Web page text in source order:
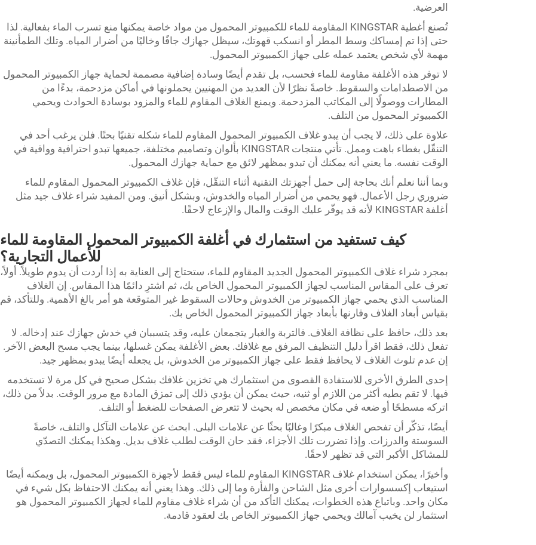
العرضية.
تُصنع أغطية KINGSTAR المقاومة للماء للكمبيوتر المحمول من مواد خاصة يمكنها منع تسرب الماء بفعالية. لذا
حتى إذا تم إمساكك وسط المطر أو انسكب قهوتك، سيظل جهازك جافًا وخاليًا من أضرار المياه. وتلك الطمأنينة
مهمة لأي شخص يعتمد عمله على جهاز الكمبيوتر المحمول.
لا توفر هذه الأغلفة مقاومة للماء فحسب، بل تقدم أيضًا وسادة إضافية مصممة لحماية جهاز الكمبيوتر المحمول
من الاصطدامات والسقوط. خاصةً نظرًا لأن العديد من المهنيين يحملونها في أماكن مزدحمة، بدءًا من
المطارات ووصولًا إلى المكاتب المزدحمة. ويمنع الغلاف المقاوم للماء والمزود بوسادة الحوادث ويحمي
الكمبيوتر المحمول من التلف.
علاوة على ذلك، لا يجب أن يبدو غلاف الكمبيوتر المحمول المقاوم للماء شكله تقنيًا بحتًا. فلن يرغب أحد في
التنقّل بغطاء باهت وممل. تأتي منتجات KINGSTAR بألوان وتصاميم مختلفة، جميعها تبدو احترافية وواقية في
الوقت نفسه. ما يعني أنه يمكنك أن تبدو بمظهر لائق مع حماية جهازك المحمول.
وبما أننا نعلم أنك بحاجة إلى حمل أجهزتك التقنية أثناء التنقّل، فإن غلاف الكمبيوتر المحمول المقاوم للماء
ضروري رجل الأعمال. فهو يحمي من أضرار المياه والخدوش، وبشكل أنيق. ومن المفيد شراء غلاف جيد مثل
أغلفة KINGSTAR لأنه قد يوفّر عليك الوقت والمال والإزعاج لاحقًا.
كيف تستفيد من استثمارك في أغلفة الكمبيوتر المحمول المقاومة للماء
للأعمال التجارية؟
بمجرد شراء غلاف الكمبيوتر المحمول الجديد المقاوم للماء، ستحتاج إلى العناية به إذا أردت أن يدوم طويلاً. أولاً،
تعرف على المقاس المناسب لجهاز الكمبيوتر المحمول الخاص بك، ثم اشترِ دائمًا هذا المقاس. إن الغلاف
المناسب الذي يحمي جهاز الكمبيوتر من الخدوش وحالات السقوط غير المتوقعة هو أمر بالغ الأهمية. وللتأكد، قم
بقياس أبعاد الغلاف وقارنها بأبعاد جهاز الكمبيوتر المحمول الخاص بك.
بعد ذلك، حافظ على نظافة الغلاف. فالتربة والغبار يتجمعان عليه، وقد يتسببان في خدش جهازك عند إدخاله. لا
تفعل ذلك، فقط اقرأ دليل التنظيف المرفق مع غلافك. بعض الأغلفة يمكن غسلها، بينما يجب مسح البعض الآخر.
إن عدم تلوث الغلاف لا يحافظ فقط على جهاز الكمبيوتر من الخدوش، بل يجعله أيضًا يبدو بمظهر جيد.
إحدى الطرق الأخرى للاستفادة القصوى من استثمارك هي تخزين غلافك بشكل صحيح في كل مرة لا تستخدمه
فيها. لا تقم بطيه أكثر من اللازم أو ثنيه، حيث يمكن أن يؤدي ذلك إلى تمزق المادة مع مرور الوقت. بدلاً من ذلك،
اتركه مسطحًا أو ضعه في مكان مخصص له بحيث لا تتعرض الصفحات للضغط أو التلف.
أيضًا، تذكّر أن تفحص الغلاف مبكرًا وغالبًا بحثًا عن علامات البلى. ابحث عن علامات التآكل والتلف، خاصةً
السوستة والدرزات. وإذا تضررت تلك الأجزاء، فقد حان الوقت لطلب غلاف بديل. وهكذا يمكنك التصدّي
للمشاكل الأكبر التي قد تظهر لاحقًا.
وأخيرًا، يمكن استخدام غلاف KINGSTAR المقاوم للماء ليس فقط لأجهزة الكمبيوتر المحمول، بل ويمكنه أيضًا
استيعاب إكسسوارات أخرى مثل الشاحن والفأرة وما إلى ذلك. وهذا يعني أنه يمكنك الاحتفاظ بكل شيء في
مكان واحد. وباتباع هذه الخطوات، يمكنك التأكد من أن شراء غلاف مقاوم للماء لجهاز الكمبيوتر المحمول هو
استثمار لن يخيب آمالك ويحمي جهاز الكمبيوتر الخاص بك لعقود قادمة.